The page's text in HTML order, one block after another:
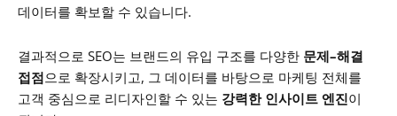
데이터를 확보할 수 있습니다.
결과적으로 SEO는 브랜드의 유입 구조를 다양한 문제–해결
접점으로 확장시키고, 그 데이터를 바탕으로 마케팅 전체를
고객 중심으로 리디자인할 수 있는 강력한 인사이트 엔진이